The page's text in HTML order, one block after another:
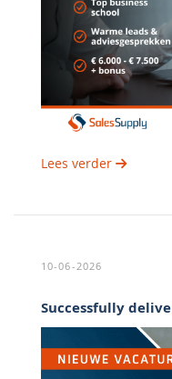
Lees verder
10-06-2026
Successfully